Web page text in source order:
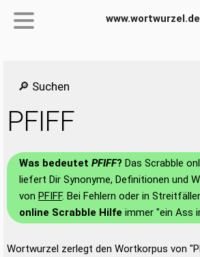
www.wortwurzel.de
🔎 Suchen
PFIFF
Was bedeutet PFIFF? Das Scrabble
liefert Dir Synonyme, Definitionen und
von PFIFF. Bei Fehlern oder in
online Scrabble Hilfe immer "ein Ass
Wortwurzel zerlegt den Wortkorpus von